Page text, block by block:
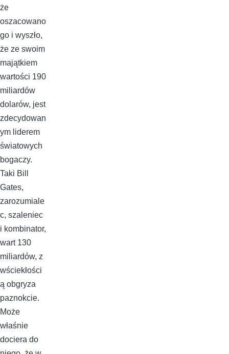
że
oszacowano
go i wyszło,
że ze swoim
majątkiem
wartości 190
miliardów
dolarów, jest
zdecydowan
ym liderem
światowych
bogaczy.
Taki Bill
Gates,
zarozumiale
c, szaleniec
i kombinator,
wart 130
miliardów, z
wściekłości
ą obgryza
paznokcie.
Może
właśnie
dociera do